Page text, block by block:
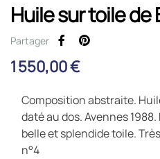
Huile sur toile de
Partager
1 550,00 €
Composition abstraite.
daté au dos. Avennes 1988.
belle et splendide toile.
n°4